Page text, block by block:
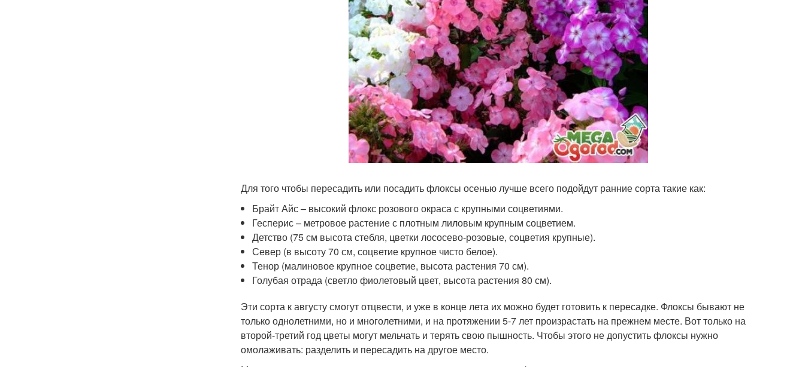
Для того чтобы пересадить или посадить флоксы осенью лучше всего подойдут ранние сорта такие как:
Брайт Айс – высокий флокс розового окраса с крупными соцветиями.
Гесперис – метровое растение с плотным лиловым крупным соцветием.
Детство (75 см высота стебля, цветки лососево-розовые, соцветия крупные).
Север (в высоту 70 см, соцветие крупное чисто белое).
Тенор (малиновое крупное соцветие, высота растения 70 см).
Голубая отрада (светло фиолетовый цвет, высота растения 80 см).
Эти сорта к августу смогут отцвести, и уже в конце лета их можно будет готовить к пересадке. Флоксы бывают не
только однолетними, но и многолетними, и на протяжении 5-7 лет произрастать на прежнем месте. Вот только на
второй-третий год цветы могут мельчать и терять свою пышность. Чтобы этого не допустить флоксы нужно
омолаживать: разделить и пересадить на другое место.